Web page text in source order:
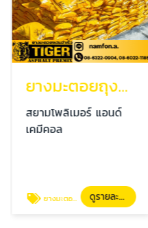
ยางมะตอยถุงสำเร็จรูป
สยามโพลิเมอร์ แอนด์
เคมีคอล
ยางมะตอยถุงสำเร็จรูป ดูรายละเอียด